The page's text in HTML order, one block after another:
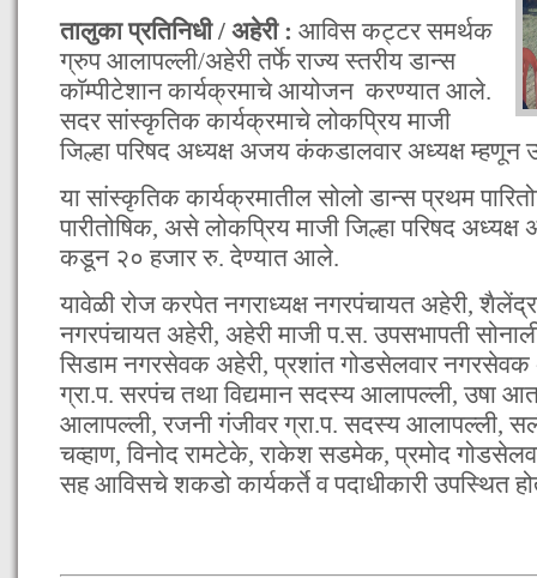
तालुका प्रतिनिधी / अहेरी : आविस कट्टर समर्थक
ग्रुप आलापल्ली/अहेरी तर्फे राज्य स्तरीय डान्स
काॅम्पीटेशान कार्यक्रमाचे आयोजन करण्यात आले.
सदर सांस्कृतिक कार्यक्रमाचे लोकप्रिय माजी
जिल्हा परिषद अध्यक्ष अजय कंकडालवार अध्यक्ष म्हणून
या सांस्कृतिक कार्यक्रमातील सोलो डान्स प्रथम
पारीतोषिक, असे लोकप्रिय माजी जिल्हा परिषद
कडून २० हजार रु. देण्यात आले.
यावेळी रोज करपेत नगराध्यक्ष नगरपंचायत अहेरी, शैलेंद्र
नगरपंचायत अहेरी, अहेरी माजी प.स. उपसभापती
सिडाम नगरसेवक अहेरी, प्रशांत गोडसेलवार नगरसेवक
ग्रा.प. सरपंच तथा विद्यमान सदस्य आलापल्ली, उषा
आलापल्ली, रजनी गंजीवर ग्रा.प. सदस्य आलापल्ली,
चव्हाण, विनोद रामटेके, राकेश सडमेक, प्रमोद
सह आविसचे शकडो कार्यकर्ते व पदाधीकारी उपस्थित